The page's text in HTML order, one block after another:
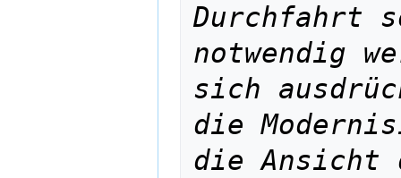
Durchfahrt
notwendig
sich
die
die Ansicht